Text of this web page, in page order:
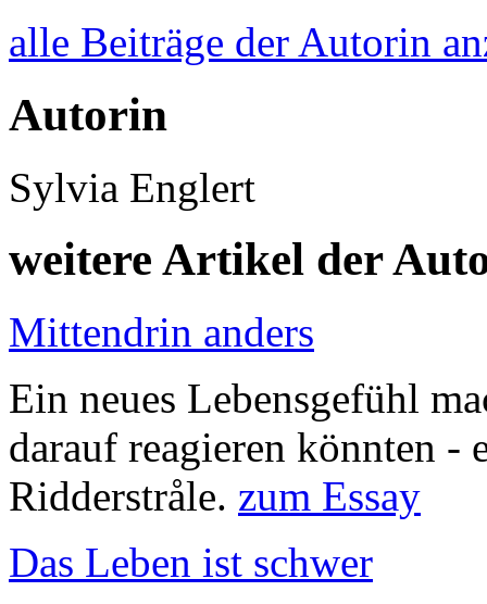
alle Beiträge der Autorin
Autorin
Sylvia Englert
weitere Artikel der
Mittendrin anders
Ein neues Lebensgefühl
darauf reagieren könnten -
Ridderstråle. zum Essay
Das Leben ist schwer